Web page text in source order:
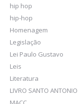
hip hop
hip-hop
Homenagem
Legislação
Lei Paulo Gustavo
Leis
Literatura
LIVRO SANTO ANTONIO